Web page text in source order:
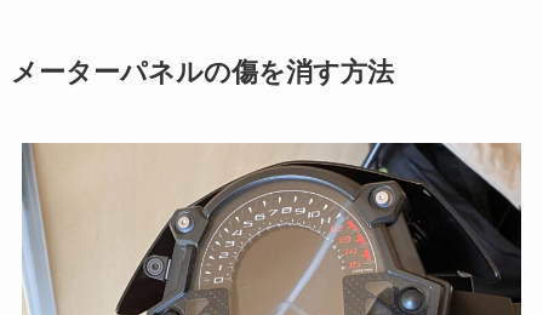
メーターパネルの傷を消す方法